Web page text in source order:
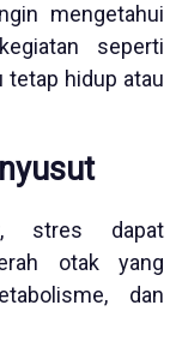
mengetahui
seperti
tetap hidup atau
stres dapat
otak yang
dan